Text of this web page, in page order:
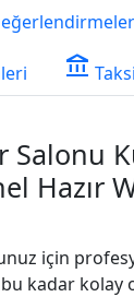
account_balance
Salonu
Hazır
için
kadar kolay